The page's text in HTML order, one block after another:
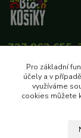
727 862 655,
Pro základní
účely a v
využíváme
cookies můžete